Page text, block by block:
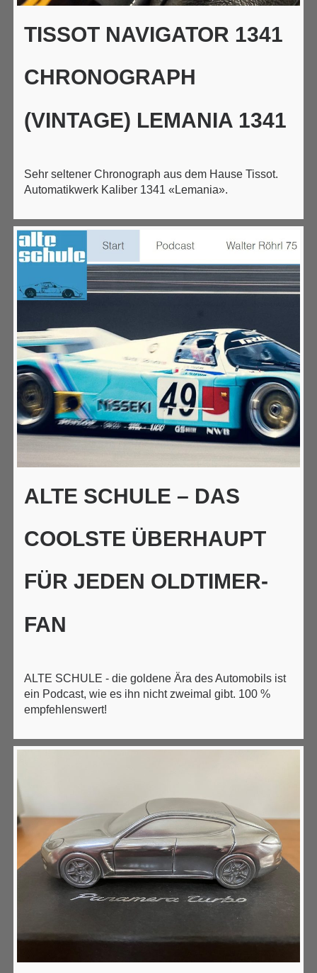
TISSOT NAVIGATOR 1341
CHRONOGRAPH
(VINTAGE) LEMANIA 1341
Sehr seltener Chronograph aus dem Hause Tissot.
Automatikwerk Kaliber 1341 «Lemania».
ALTE SCHULE – DAS
COOLSTE ÜBERHAUPT
FÜR JEDEN OLDTIMER-
FAN
ALTE SCHULE - die goldene Ära des Automobils ist
ein Podcast, wie es ihn nicht zweimal gibt. 100 %
empfehlenswert!